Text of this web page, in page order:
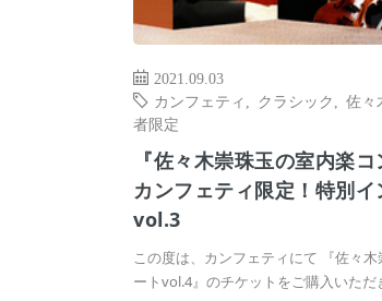
2021.09.03
カンフェティ
クラシック 佐々
者限定
『佐々木崇珠玉の室内楽
カンフェティ限定！特別
vol.3
この度は、カンフェティにて 『佐々
ートvol.4』のチケットをご購入いた